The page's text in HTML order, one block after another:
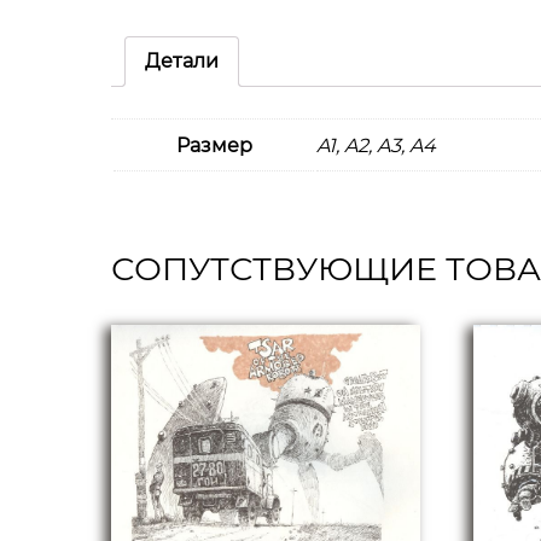
Детали
Размер A1, A2, A3, A4
СОПУТСТВУЮЩИЕ